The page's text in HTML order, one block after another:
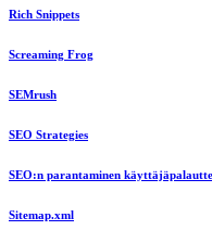
Rich Snippets
Screaming Frog
SEMrush
SEO Strategies
SEO:n parantaminen
Sitemap.xml